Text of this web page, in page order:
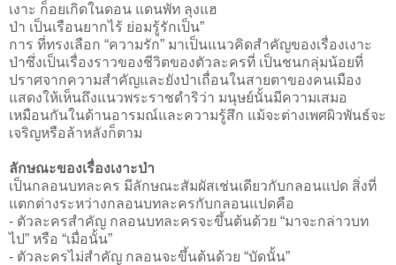
เงาะ ก็อยเกิดในดอน แดนพัท ลุงแฮ
ป่า เป็นเรือนยากไร้ ย่อมรู้รักเป็น”
การ ที่ทรงเลือก “ความรัก” มาเป็นแนวคิดสำคัญของเรื่องเงาะ
ป่าซึ่งเป็นเรื่องราวของชีวิตของตัวละครที่ เป็นชนกลุ่มน้อยที่
ปราศจากความสำคัญและยังป่าเถื่อนในสายตาของคนเมือง
แสดงให้เห็นถึงแนวพระราชดำริว่า มนุษย์นั้นมีความเสมอ
เหมือนกันในด้านอารมณ์และความรู้สึก แม้จะต่างเพศผิวพันธ์จะ
เจริญหรือล้าหลังก็ตาม
ลักษณะของเรื่องเงาะป่า
เป็นกลอนบทละคร มีลักษณะสัมผัสเช่นเดียวกับกลอนแปด สิ่งที่
แตกต่างระหว่างกลอนบทละครกับกลอนแปดคือ
- ตัวละครสำคัญ กลอนบทละครจะขึ้นต้นด้วย “มาจะกล่าวบท
ไป” หรือ “เมื่อนั้น”
- ตัวละครไม่สำคัญ กลอนจะขึ้นต้นด้วย “บัดนั้น”